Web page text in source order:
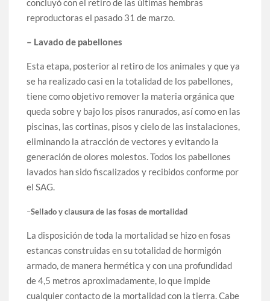
concluyó con el retiro de las últimas hembras
reproductoras el pasado 31 de marzo.
– Lavado de pabellones
Esta etapa, posterior al retiro de los animales y que ya
se ha realizado casi en la totalidad de los pabellones,
tiene como objetivo remover la materia orgánica que
queda sobre y bajo los pisos ranurados, así como en las
piscinas, las cortinas, pisos y cielo de las instalaciones,
eliminando la atracción de vectores y evitando la
generación de olores molestos. Todos los pabellones
lavados han sido fiscalizados y recibidos conforme por
el SAG.
–Sellado y clausura de las fosas de mortalidad
La disposición de toda la mortalidad se hizo en fosas
estancas construidas en su totalidad de hormigón
armado, de manera hermética y con una profundidad
de 4,5 metros aproximadamente, lo que impide
cualquier contacto de la mortalidad con la tierra. Cabe